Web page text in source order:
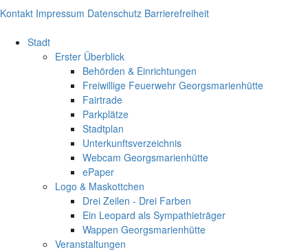
Kontakt Impressum Datenschutz Barrierefreiheit
Stadt
Erster Überblick
Behörden & Einrichtungen
Freiwillige Feuerwehr Georgsmarienhütte
Fairtrade
Parkplätze
Stadtplan
Unterkunftsverzeichnis
Webcam Georgsmarienhütte
ePaper
Logo & Maskottchen
Drei Zeilen - Drei Farben
Ein Leopard als Sympathieträger
Wappen Georgsmarienhütte
Veranstaltungen